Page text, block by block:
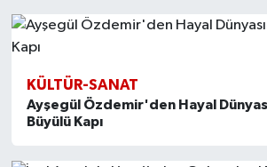
KÜLTÜR-SANAT
Ayşegül Özdemir'den Hayal
Büyülü Kapı